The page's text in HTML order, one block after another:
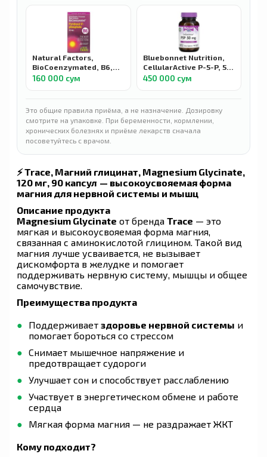
Natural Factors,
BioCoenzymated, B6,
пиридоксал-5-фосфат,
Pyridoxal 5-phosphate,
160 000 сум
Bluebonnet Nutrition,
CellularActive P-5-P, 50
мг, 90 растительных
450 000 сум
Это общие правила приёма, а не назначение. Дозировку
смотрите на упаковке. При беременности, кормлении,
хронических болезнях и приёме лекарств сначала
посоветуйтесь с врачом.
⚡ Trace, Магний глицинат, Magnesium Glycinate,
120 мг, 90 капсул — высокоусвояемая форма
магния для нервной системы и мышц
Описание продукта
Magnesium Glycinate от бренда Trace — это
мягкая и высокоусвояемая форма магния,
связанная с аминокислотой глицином. Такой вид
магния лучше усваивается, не вызывает
дискомфорта в желудке и помогает
поддерживать нервную систему, мышцы и общее
самочувствие.
Преимущества продукта
Поддерживает здоровье нервной системы и
помогает бороться со стрессом
Снимает мышечное напряжение и
предотвращает судороги
Улучшает сон и способствует расслаблению
Участвует в энергетическом обмене и работе
сердца
Мягкая форма магния — не раздражает ЖКТ
Кому подходит?